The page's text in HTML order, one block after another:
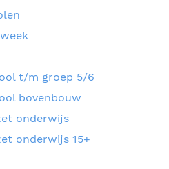
t/m groep 5/6
bovenbouw
onderwijs
onderwijs 15+